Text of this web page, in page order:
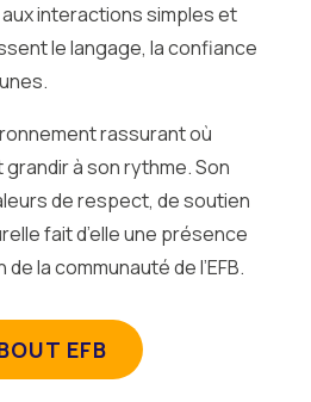
interactions simples et
le langage, la confiance
rassurant où
à son rythme. Son
de respect, de soutien
fait d’elle une présence
la communauté de l’EFB.
EFB